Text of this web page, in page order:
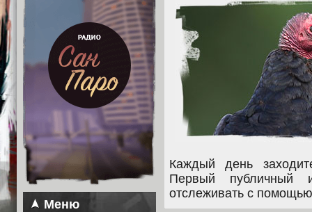
Меню
Каждый день
Первый публичный
отслеживать с